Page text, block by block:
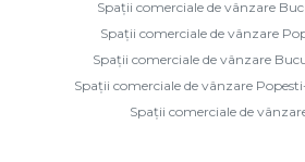
Spații comerciale de vânzare
Spații comerciale de vânzare
Spații comerciale de vânzare
Spații comerciale de vânzare
Spații comerciale de